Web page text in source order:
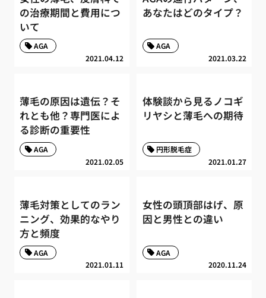
の治療期間と費用につ
いて
2021.04.12
AGA
あなたはどのタイプ？
2021.03.22
AGA
薄毛の原因は遺伝？そ
れとも他？専門医によ
る診断の重要性
2021.02.05
AGA
体験談から見るノコギ
リヤシと薄毛への期待
2021.01.27
円形脱毛症
薄毛対策としてのラン
ニング、効果的なやり
方と頻度
2021.01.11
AGA
女性の頭頂部はげ、原
因と男性との違い
2020.11.24
AGA